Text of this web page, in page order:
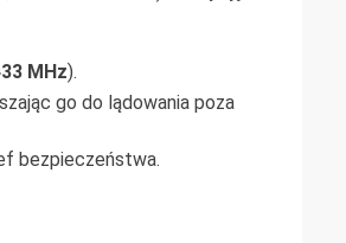
MHz).
go do lądowania poza
bezpieczeństwa.